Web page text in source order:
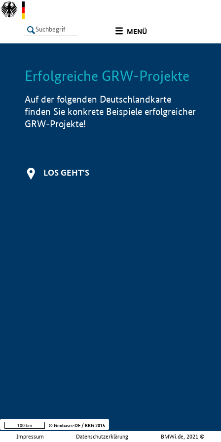
MENÜ
LISTE Info
Erfolgreiche GRW-Projekte
Auf der folgenden Deutschlandkarte
finden Sie konkrete Beispiele erfolgreicher
GRW-Projekte!
LOS GEHT'S
Impressum Datenschutzerklärung BMWi.de, 2021 ©
100 km © Geobasis-DE / BKG 2015